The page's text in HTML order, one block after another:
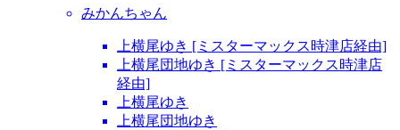
みかんちゃん
上横尾ゆき [ミスターマックス時津店経由]
上横尾団地ゆき [ミスターマックス時津店
経由]
上横尾ゆき
上横尾団地ゆき